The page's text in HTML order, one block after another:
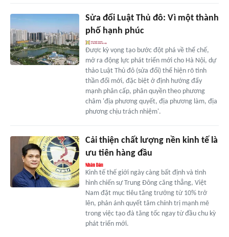
Sửa đổi Luật Thủ đô: Vì một thành
phố hạnh phúc
Được kỳ vọng tạo bước đột phá về thể chế,
mở ra động lực phát triển mới cho Hà Nội, dự
thảo Luật Thủ đô (sửa đổi) thể hiện rõ tinh
thần đổi mới, đặc biệt ở định hướng đẩy
mạnh phân cấp, phân quyền theo phương
châm 'địa phương quyết, địa phương làm, địa
phương chịu trách nhiệm'.
Cải thiện chất lượng nền kinh tế là
ưu tiên hàng đầu
Kinh tế thế giới ngày càng bất định và tình
hình chiến sự Trung Đông căng thẳng, Việt
Nam đặt mục tiêu tăng trưởng từ 10% trở
lên, phản ánh quyết tâm chính trị mạnh mẽ
trong việc tạo đà tăng tốc ngay từ đầu chu kỳ
phát triển mới.